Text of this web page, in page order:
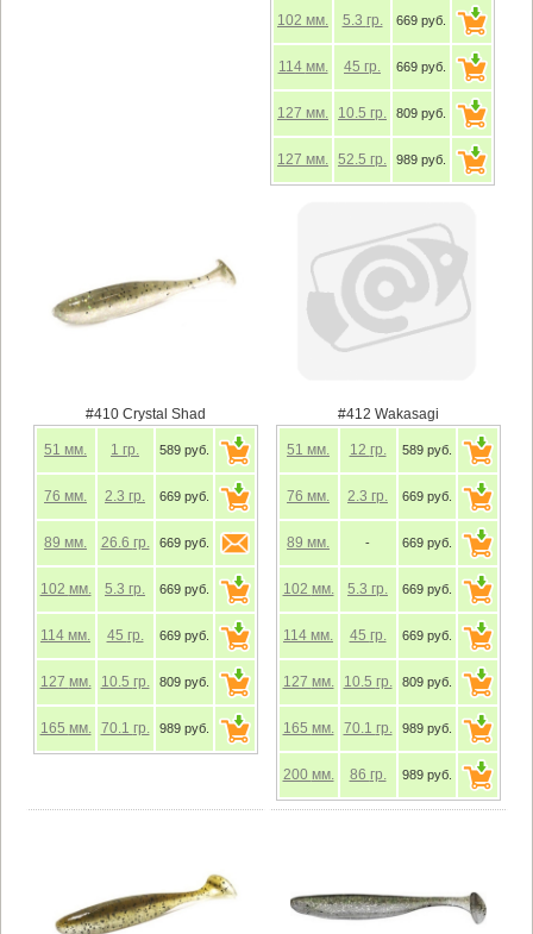
102 мм. 5.3 гр. 669 руб.
114 мм. 45 гр. 669 руб.
127 мм. 10.5 гр. 809 руб.
127 мм. 52.5 гр. 989 руб.
#410 Crystal Shad
51 мм. 1 гр. 589 руб.
76 мм. 2.3 гр. 669 руб.
89 мм. 26.6 гр. 669 руб.
102 мм. 5.3 гр. 669 руб.
114 мм. 45 гр. 669 руб.
127 мм. 10.5 гр. 809 руб.
165 мм. 70.1 гр. 989 руб.
#412 Wakasagi
51 мм. 12 гр. 589 руб.
76 мм. 2.3 гр. 669 руб.
89 мм. - 669 руб.
102 мм. 5.3 гр. 669 руб.
114 мм. 45 гр. 669 руб.
127 мм. 10.5 гр. 809 руб.
165 мм. 70.1 гр. 989 руб.
200 мм. 86 гр. 989 руб.